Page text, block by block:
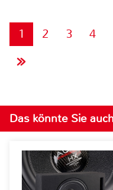
1 2 3 4
Das könnte Sie